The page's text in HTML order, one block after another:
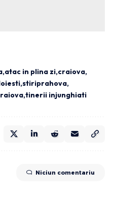
atac in plina zi craiova
stiriprahova
tinerii injunghiati
Niciun comentariu